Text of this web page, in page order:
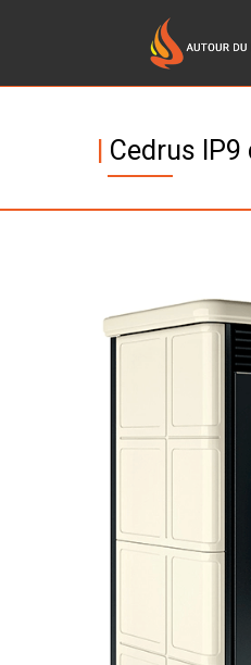
Cedrus IP9